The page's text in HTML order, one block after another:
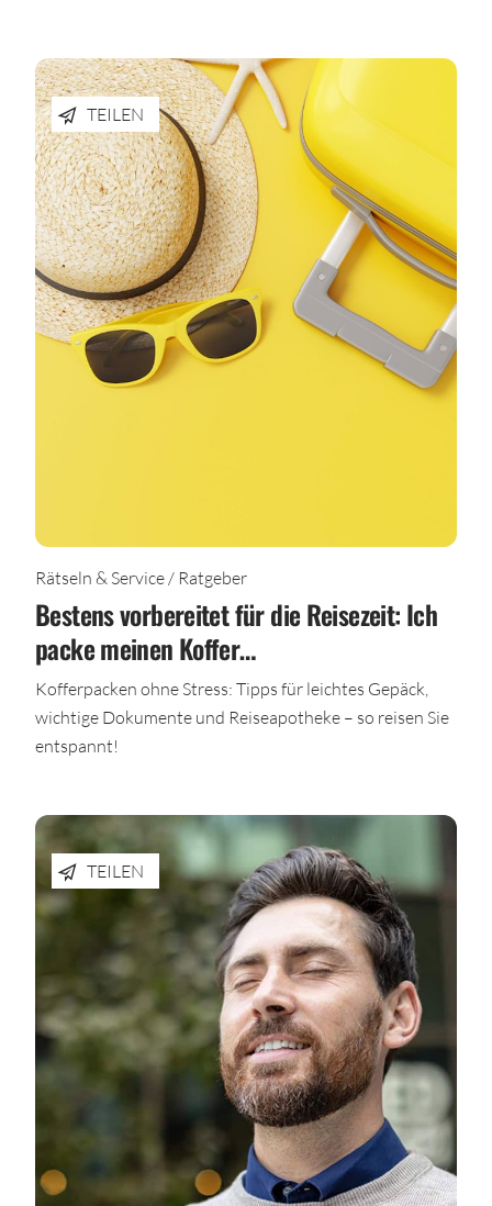
TEILEN
Rätseln & Service / Ratgeber
Bestens vorbereitet für die Reisezeit: Ich
packe meinen Koffer…
Kofferpacken ohne Stress: Tipps für leichtes Gepäck,
wichtige Dokumente und Reiseapotheke – so reisen Sie
entspannt!
TEILEN